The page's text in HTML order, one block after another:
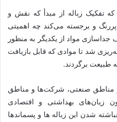
تفکیک زباله از مبدأ که نقش و
و برجسته می‌کند چه اهمیتی
جداسازی مواد از یکدیگر به منظور
شد تا موادی که قابل بازیافت
طبیعت برگردند.
مناطق صنعتی، شرکت‌ها و مناطق
زیان‌های بهداشتی و اقتصادی
شدن این زباله ها و پسماندها